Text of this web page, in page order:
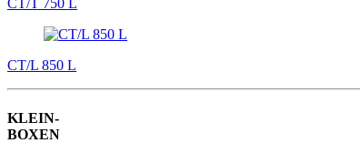
CT/T 750 L
CT/L 850 L
KLEIN-
BOXEN